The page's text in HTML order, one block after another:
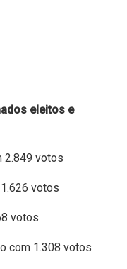
eleitos e
2.849 votos
votos
votos
com 1.308 votos